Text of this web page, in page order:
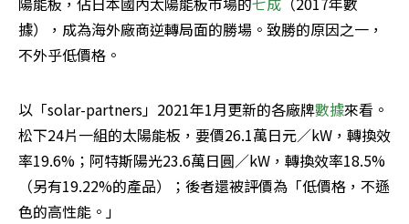
據），成為海外廠商逆轉局面的勝場。致勝的原因之一，
不外乎低價格。
以「solar-partners」2021年1月更新的各廠牌數據來看。
松下24片一組的太陽能板，要價26.1萬日元／kW，轉換效
率19.6%；阿特斯陽光23.6萬日圓／kW，轉換效率18.5%
（另有19.22%的產品）；後者還被評價為「低價格，不遜
色的高性能。」